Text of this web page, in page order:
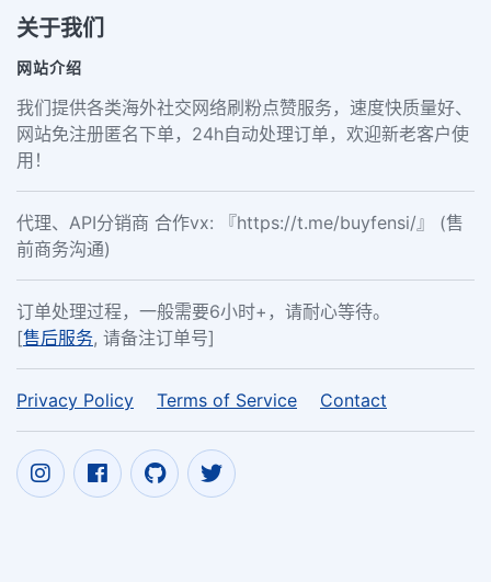
关于我们
网站介绍
我们提供各类海外社交网络刷粉点赞服务，速度快质量好、
网站免注册匿名下单，24h自动处理订单，欢迎新老客户使
用！
代理、API分销商 合作vx: 『https://t.me/buyfensi/』 (售
前商务沟通)
订单处理过程，一般需要6小时+，请耐心等待。
[售后服务, 请备注订单号]
Privacy Policy Terms of Service Contact